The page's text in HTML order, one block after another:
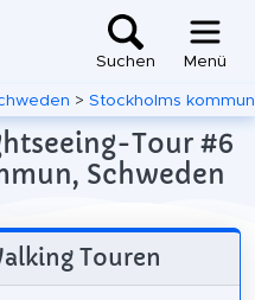
Suchen Menü
> Stockholms kommun
Tour #6
Schweden
Touren